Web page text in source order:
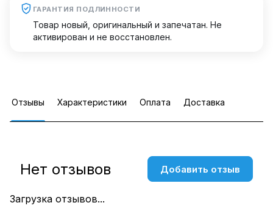
ГАРАНТИЯ ПОДЛИННОСТИ
Товар новый, оригинальный и запечатан. Не
активирован и не восстановлен.
Отзывы Характеристики Оплата Доставка
Загрузка отзывов...
Нет отзывов Добавить отзыв